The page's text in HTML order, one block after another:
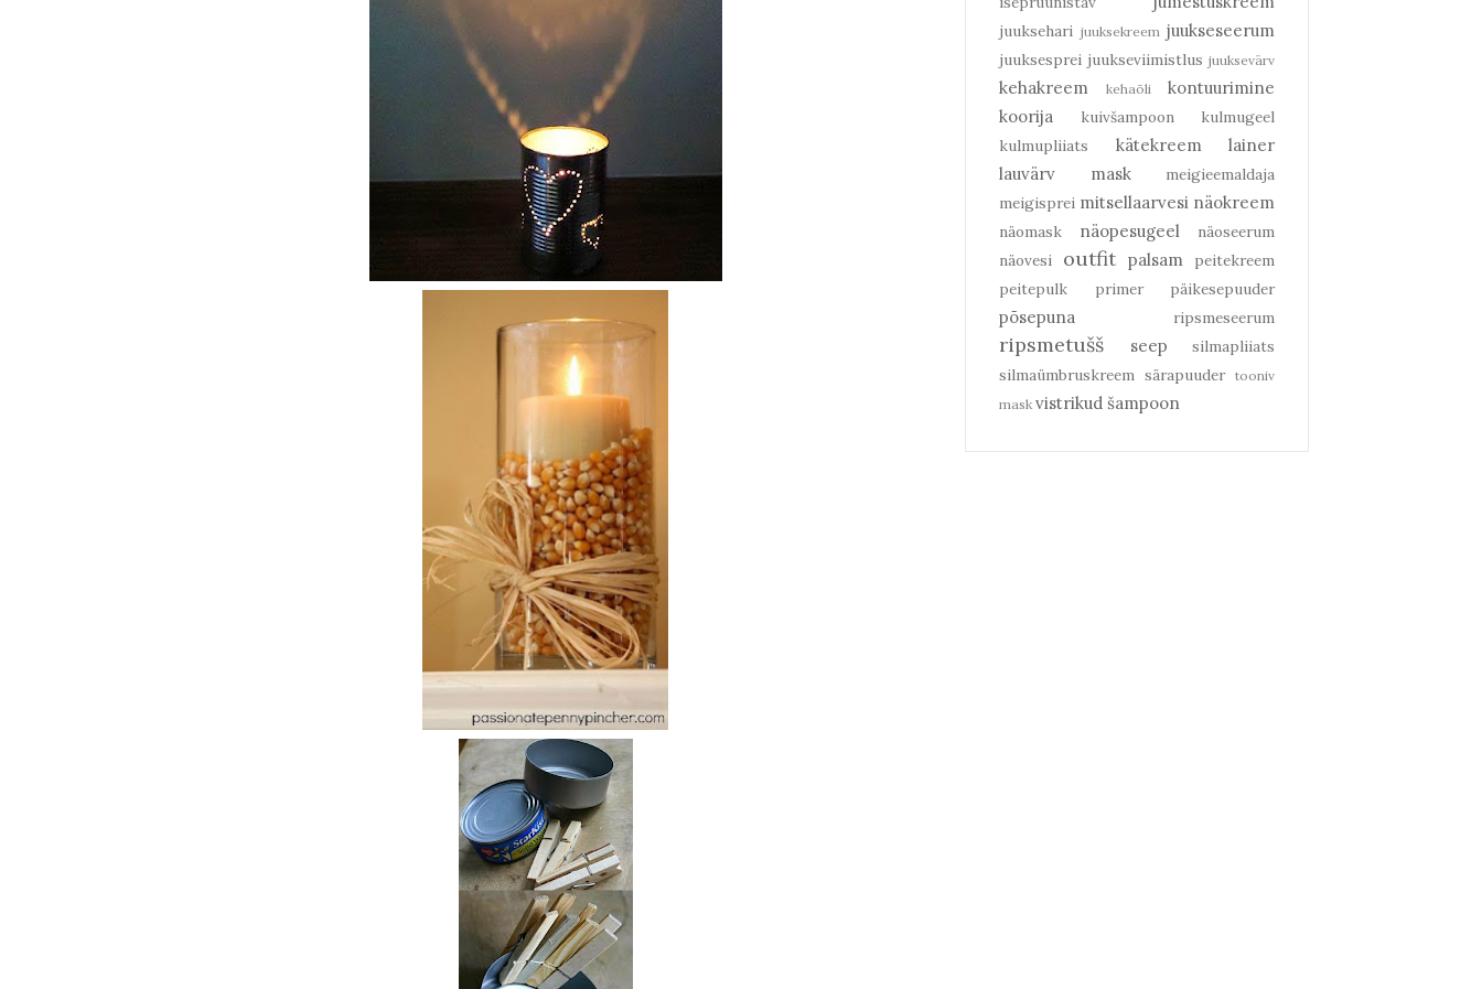
juuksehari juuksekreem juukseseerum
juuksesprei juukseviimistlus juuksevärv
kehakreem kehaõli
kontuurimine
koorija
kuivšampoon
kulmugeel
kulmupliiats
kätekreem
lainer
lauvärv
mask
meigieemaldaja
meigisprei mitsellaarvesi näokreem
näomask näopesugeel
näoseerum
näovesi
outfit palsam
peitekreem
peitepulk
primer päikesepuuder
põsepuna ripsmeseerum
ripsmetušš seep
silmapliiats
silmaümbruskreem särapuuder tooniv
mask vistrikud šampoon